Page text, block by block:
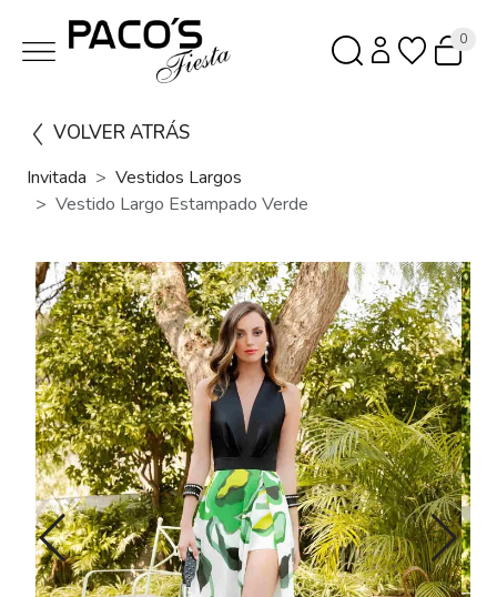
0
VOLVER ATRÁS
Invitada
Vestidos Largos
Vestido Largo Estampado Verde